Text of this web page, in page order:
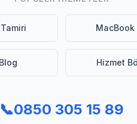
MacBook
Hizmet
📞0850 305 15 89